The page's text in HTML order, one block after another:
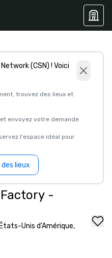
(CSN) ! Voici
trouvez des lieux et
envoyez votre demande
l'espace idéal pour
lieux
-
Unis d'Amérique,